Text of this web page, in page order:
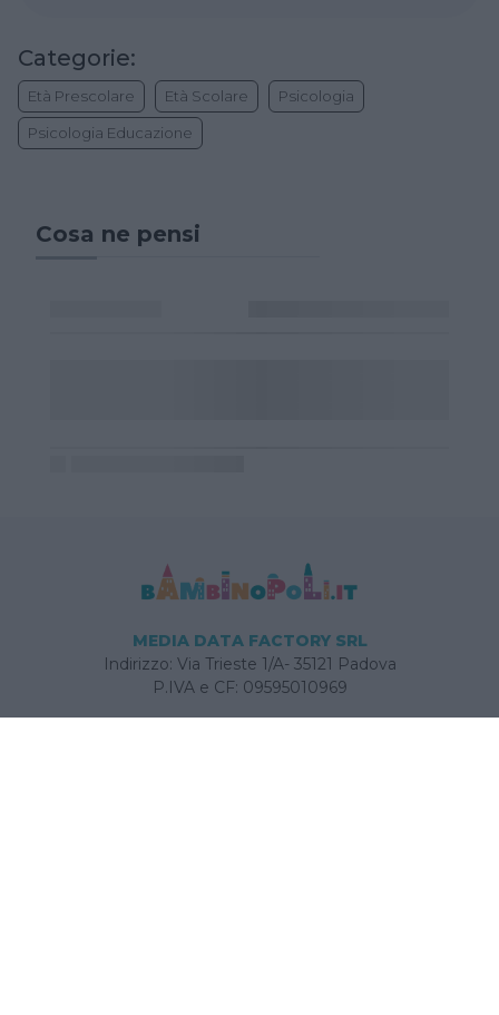
Categorie:
Età Prescolare Età Scolare Psicologia
Psicologia Educazione
Cosa ne pensi
MEDIA DATA FACTORY SRL
Indirizzo: Via Trieste 1/A- 35121 Padova
P.IVA e CF: 09595010969